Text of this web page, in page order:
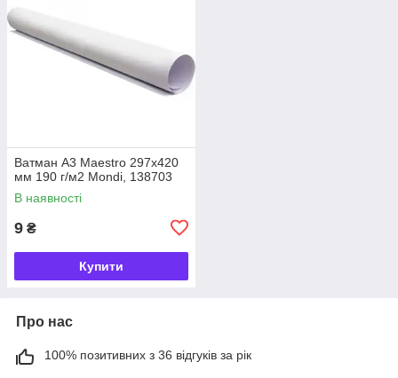
Ватман А3 Maestro 297х420
мм 190 г/м2 Mondi, 138703
В наявності
9 ₴
Купити
Про нас
100% позитивних з 36 відгуків за рік